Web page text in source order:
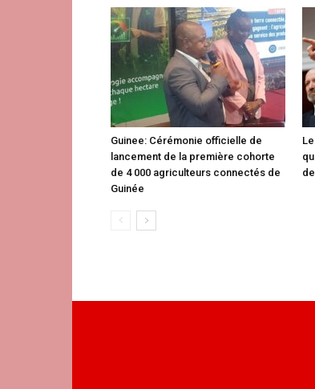
Guinee: Cérémonie officielle de
lancement de la première cohorte
de 4 000 agriculteurs connectés de
Guinée